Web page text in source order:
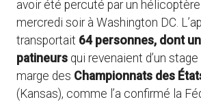
avoir été percuté par un
mercredi soir à Washington DC.
transportait 64 personnes, dont
patineurs qui revenaient d’un
marge des Championnats des
(Kansas), comme l’a confirmé la